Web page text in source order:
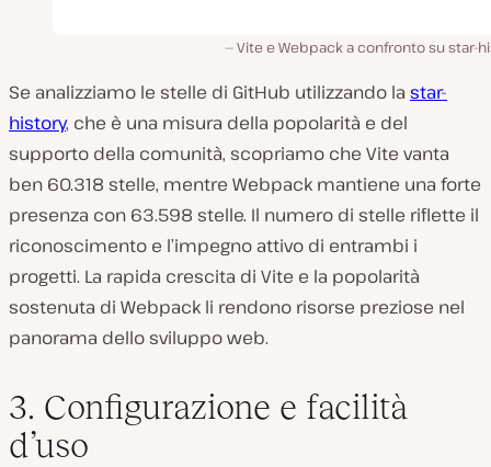
Vite e Webpack a confronto su star-
Se analizziamo le stelle di GitHub utilizzando la star-
history, che è una misura della popolarità e del
supporto della comunità, scopriamo che Vite vanta
ben 60.318 stelle, mentre Webpack mantiene una forte
presenza con 63.598 stelle. Il numero di stelle riflette il
riconoscimento e l’impegno attivo di entrambi i
progetti. La rapida crescita di Vite e la popolarità
sostenuta di Webpack li rendono risorse preziose nel
panorama dello sviluppo web.
3. Configurazione e facilità
d’uso